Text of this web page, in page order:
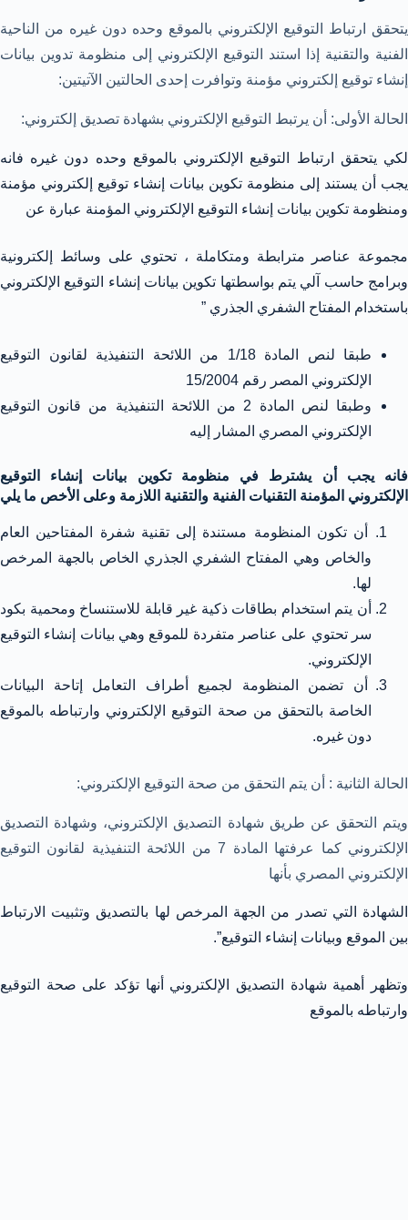
يتحقق ارتباط التوقيع الإلكتروني بالموقع وحده دون غيره من الناحية
الفنية والتقنية إذا استند التوقيع الإلكتروني إلى منظومة تدوين بيانات
إنشاء توقيع إلكتروني مؤمنة وتوافرت إحدى الحالتين الآتيتين:
الحالة الأولى: أن يرتبط التوقيع الإلكتروني بشهادة تصديق إلكتروني:
لكي يتحقق ارتباط التوقيع الإلكتروني بالموقع وحده دون غيره فانه
يجب أن يستند إلى منظومة تكوين بيانات إنشاء توقيع إلكتروني مؤمنة
ومنظومة تكوين بيانات إنشاء التوقيع الإلكتروني المؤمنة عبارة عن
مجموعة عناصر مترابطة ومتكاملة ، تحتوي على وسائط إلكترونية
وبرامج حاسب آلي يتم بواسطتها تكوين بيانات إنشاء التوقيع الإلكتروني
باستخدام المفتاح الشفري الجذري ”
طبقا لنص المادة 1/18 من اللائحة التنفيذية لقانون التوقيع
الإلكتروني المصر رقم 15/2004
وطبقا لنص المادة 2 من اللائحة التنفيذية من قانون التوقيع
الإلكتروني المصري المشار إليه
فانه يجب أن يشترط في منظومة تكوين بيانات إنشاء التوقيع
الإلكتروني المؤمنة التقنيات الفنية والتقنية اللازمة وعلى الأخص ما يلي
أن تكون المنظومة مستندة إلى تقنية شفرة المفتاحين العام
والخاص وهي المفتاح الشفري الجذري الخاص بالجهة المرخص
لها.
أن يتم استخدام بطاقات ذكية غير قابلة للاستنساخ ومحمية بكود
سر تحتوي على عناصر متفردة للموقع وهي بيانات إنشاء التوقيع
الإلكتروني.
أن تضمن المنظومة لجميع أطراف التعامل إتاحة البيانات
الخاصة بالتحقق من صحة التوقيع الإلكتروني وارتباطه بالموقع
دون غيره.
الحالة الثانية : أن يتم التحقق من صحة التوقيع الإلكتروني:
ويتم التحقق عن طريق شهادة التصديق الإلكتروني، وشهادة التصديق
الإلكتروني كما عرفتها المادة 7 من اللائحة التنفيذية لقانون التوقيع
الإلكتروني المصري بأنها
الشهادة التي تصدر من الجهة المرخص لها بالتصديق وتثبيت الارتباط
بين الموقع وبيانات إنشاء التوقيع”.
وتظهر أهمية شهادة التصديق الإلكتروني أنها تؤكد على صحة التوقيع
وارتباطه بالموقع